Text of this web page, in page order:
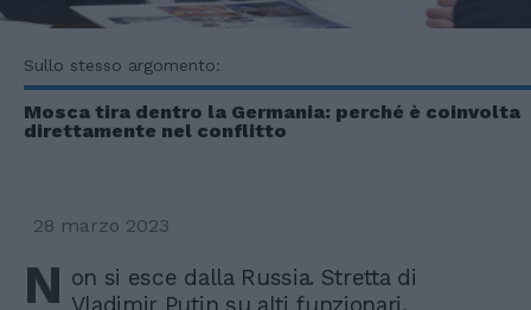
Sullo stesso argomento:
Mosca tira dentro la Germania: perché è coinvolta
direttamente nel conflitto
28 marzo 2023
N on si esce dalla Russia. Stretta di